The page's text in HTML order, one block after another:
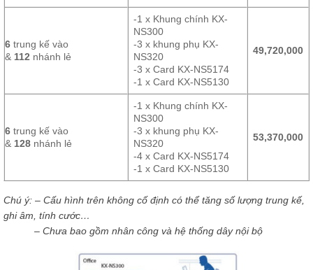
6 trung kế vào
& 112 nhánh lẻ
-1 x Khung chính KX-
NS300
-3 x khung phụ KX-
NS320
-3 x Card KX-NS5174
-1 x Card KX-NS5130
49,720,000
6 trung kế vào
& 128 nhánh lẻ
-1 x Khung chính KX-
NS300
-3 x khung phụ KX-
NS320
-4 x Card KX-NS5174
-1 x Card KX-NS5130
53,370,000
Chú ý: – Cấu hình trên không cố định có thể tăng số lượng trung kế,
ghi âm, tính cước…
– Chưa bao gồm nhân công và hệ thống dây nội bộ